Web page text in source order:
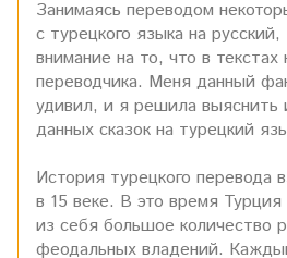
Занимаясь переводом
с турецкого языка на
внимание на то, что в
переводчика. Меня данный
удивил, и я решила выяснить
данных сказок на турецкий
История турецкого перевода
в 15 веке. В это время Турция
из себя большое количество
феодальных владений.